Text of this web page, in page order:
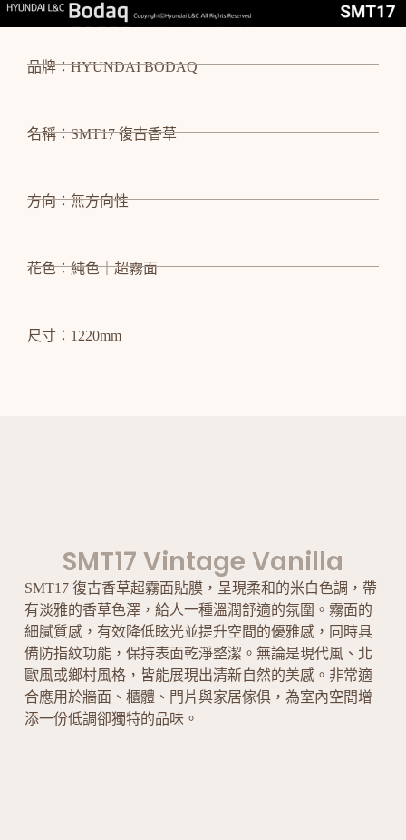
品牌：HYUNDAI BODAQ
名稱：SMT17 復古香草
方向：無方向性
花色：純色｜超霧面
尺寸：1220mm
SMT17 Vintage Vanilla
SMT17 復古香草超霧面貼膜，呈現柔和的米白色調，帶
有淡雅的香草色澤，給人一種溫潤舒適的氛圍。霧面的
細膩質感，有效降低眩光並提升空間的優雅感，同時具
備防指紋功能，保持表面乾淨整潔。無論是現代風、北
歐風或鄉村風格，皆能展現出清新自然的美感。非常適
合應用於牆面、櫃體、門片與家居傢俱，為室內空間增
添一份低調卻獨特的品味。